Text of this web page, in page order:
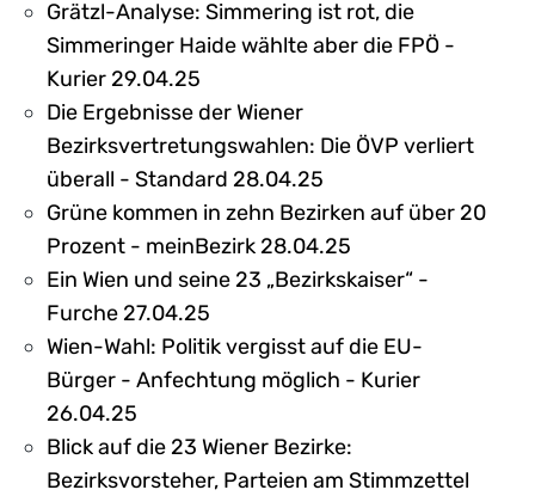
Grätzl-Analyse: Simmering ist rot, die
Simmeringer Haide wählte aber die FPÖ -
Kurier 29.04.25
Die Ergebnisse der Wiener
Bezirksvertretungswahlen: Die ÖVP verliert
überall - Standard 28.04.25
Grüne kommen in zehn Bezirken auf über 20
Prozent - meinBezirk 28.04.25
Ein Wien und seine 23 „Bezirkskaiser“ -
Furche 27.04.25
Wien-Wahl: Politik vergisst auf die EU-
Bürger - Anfechtung möglich - Kurier
26.04.25
Blick auf die 23 Wiener Bezirke:
Bezirksvorsteher, Parteien am Stimmzettel